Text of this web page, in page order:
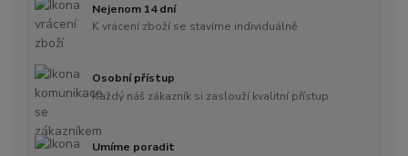
Nejenom 14 dní
K vrácení zboží se stavíme individuálně
Osobní přístup
Každý náš zákazník si zaslouží kvalitní přístup
Umíme poradit